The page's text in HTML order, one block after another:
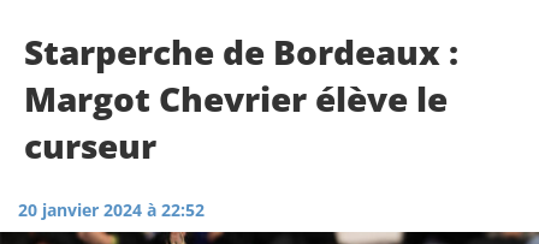
Starperche de Bordeaux :
Margot Chevrier élève le
curseur
20 janvier 2024 à 22:52